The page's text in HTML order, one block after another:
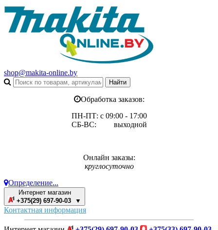
shop@makita-online.by
Обработка заказов:
ПН-ПТ: с 09:00 - 17:00
СБ-ВС: выходной
Онлайн заказы:
круглосуточно
Определение...
Интернет магазин
+375(29) 697-90-03 ▼
Контактная информация